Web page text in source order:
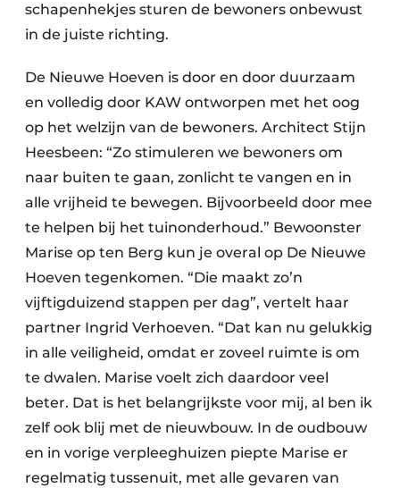
schapenhekjes sturen de bewoners onbewust
in de juiste richting.
De Nieuwe Hoeven is door en door duurzaam
en volledig door KAW ontworpen met het oog
op het welzijn van de bewoners. Architect Stijn
Heesbeen: “Zo stimuleren we bewoners om
naar buiten te gaan, zonlicht te vangen en in
alle vrijheid te bewegen. Bijvoorbeeld door mee
te helpen bij het tuinonderhoud.” Bewoonster
Marise op ten Berg kun je overal op De Nieuwe
Hoeven tegenkomen. “Die maakt zo’n
vijftigduizend stappen per dag”, vertelt haar
partner Ingrid Verhoeven. “Dat kan nu gelukkig
in alle veiligheid, omdat er zoveel ruimte is om
te dwalen. Marise voelt zich daardoor veel
beter. Dat is het belangrijkste voor mij, al ben ik
zelf ook blij met de nieuwbouw. In de oudbouw
en in vorige verpleeghuizen piepte Marise er
regelmatig tussenuit, met alle gevaren van